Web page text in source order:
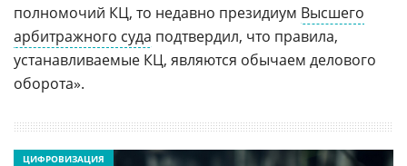
полномочий КЦ, то недавно президиум Высшего
арбитражного суда подтвердил, что правила,
устанавливаемые КЦ, являются обычаем делового
оборота».
ЦИФРОВИЗАЦИЯ